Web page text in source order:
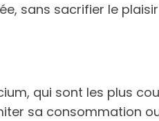
sans sacrifier le
qui sont les plus
sa consommation